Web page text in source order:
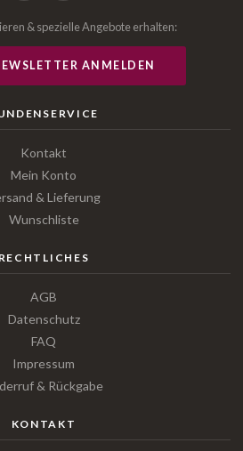
& spezielle Angebote erhalten:
ANMELDEN
Kontakt
Mein Konto
& Lieferung
Wunschliste
RECHTLICHES
AGB
Datenschutz
FAQ
Impressum
& Rückgabe
KONTAKT